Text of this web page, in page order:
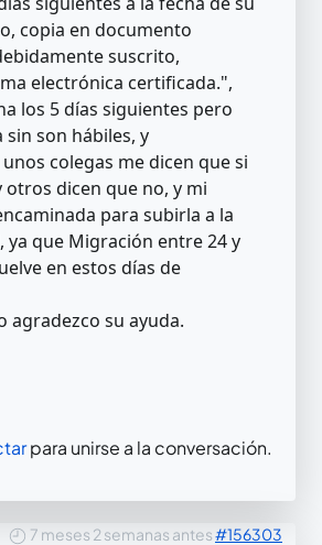
copia en documento
suscrito,
electrónica certificada.",
los 5 días siguientes pero
sin son hábiles, y
colegas me dicen que si
otros dicen que no, y mi
para subirla a la
ya que Migración entre 24 y
en estos días de
agradezco su ayuda.
para unirse a la conversación.
7 meses 2 semanas antes#156303